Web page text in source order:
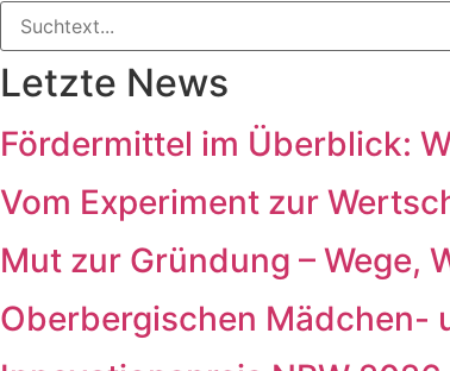
Letzte News
Fördermittel im Überblick:
Vom Experiment zur
Mut zur Gründung – Wege,
Oberbergischen Mädchen-